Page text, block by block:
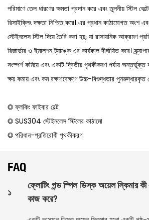
পরিমাণে তেল ধারণের ক্ষমতা প্রদান করে এবং তুলনীয় স্টিল
রিসাইক্লিং দক্ষতা নিশ্চিত করে। এর প্রধান কাঠামোগত অংশ
স্টেইনলেস স্টিল দিয়ে তৈরি করা হয়, যা রাসায়নিক আক্রমণ
রিজার্ভার ও ইমালশন ট্যাঙ্কে এর কার্যকাল দীর্ঘায়িত করে।
সংস্পর্শ কমিয়ে এবং একটি দ্বিতীয় পৃথকীকরণ পর্যায় অন্তর্ভুক্ত
ক্ষয় কমায় এবং কম রক্ষণাবেক্ষণে উচ্চ-বিশুদ্ধতার পুনরুদ্ধারকৃত
◎ ফ্লকিং ফাইবার বেল্ট
◎ SUS304 স্টেইনলেস স্টিলের কাঠামো
◎ পরিধান-প্রতিরোধী পৃথকীকরণ
FAQ
১
ফ্লোটিং পন্ড স্পিল ডিস্ক অয়েল স্কিমার কী
কাজ করে?